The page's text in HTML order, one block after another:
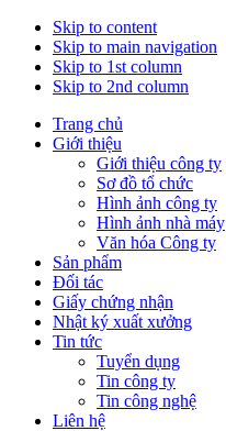
Skip to content
Skip to main navigation
Skip to 1st column
Skip to 2nd column
Trang chủ
Giới thiệu
Giới thiệu công ty
Sơ đồ tổ chức
Hình ảnh công ty
Hình ảnh nhà máy
Văn hóa Công ty
Sản phẩm
Đối tác
Giấy chứng nhận
Nhật ký xuất xưởng
Tin tức
Tuyển dụng
Tin công ty
Tin công nghệ
Liên hệ